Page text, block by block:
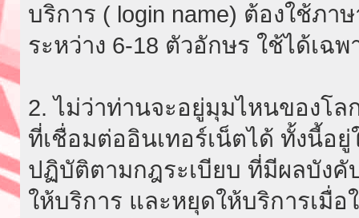
บริการ ( login name) ต้องใช้ภ
ระหว่าง 6-18 ตัวอักษร ใช้ได้เฉ
2. ไม่ว่าท่านจะอยู่มุมไหนของโล
ที่เชื่อมต่ออินเทอร์เน็ตได้ ทั้งนี้อ
ปฏิบัติตามกฎระเบียบ ที่มีผลบังคั
ให้บริการ และหยุดให้บริการเมื่